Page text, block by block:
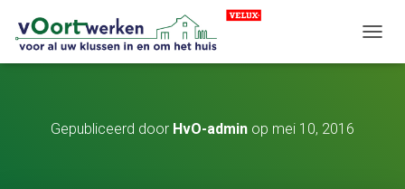
Gepubliceerd door HvO-admin op mei 10, 2016